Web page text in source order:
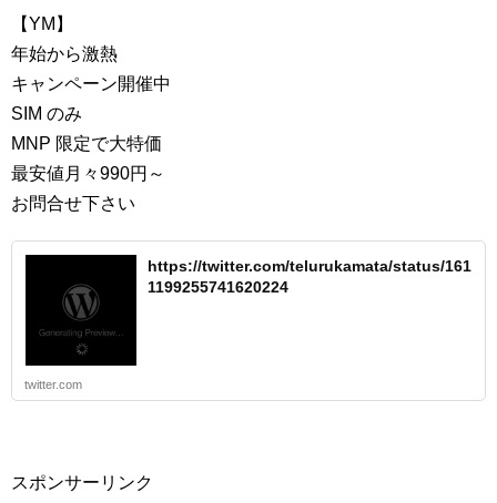
【YM】
年始から激熱
キャンペーン開催中
SIM のみ
MNP 限定で大特価
最安値月々990円～
お問合せ下さい
https://twitter.com/telurukamata/status/161
1199255741620224
twitter.com
スポンサーリンク